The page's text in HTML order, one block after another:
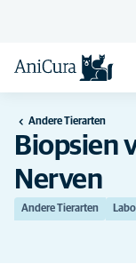
Andere Tierarten
Biopsien
Nerven
Andere Tierarten